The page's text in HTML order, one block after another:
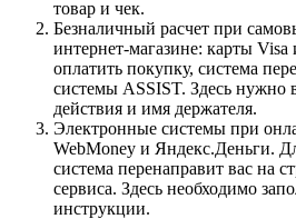
товар и чек.
Безналичный расчет при
интернет-магазине: карты
оплатить покупку, система
системы ASSIST. Здесь нужно
действия и имя держателя.
Электронные системы при
WebMoney и Яндекс.Деньги.
система перенаправит вас на
сервиса. Здесь необходимо
инструкции.